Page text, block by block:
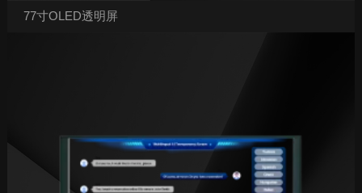
77寸OLED透明屏